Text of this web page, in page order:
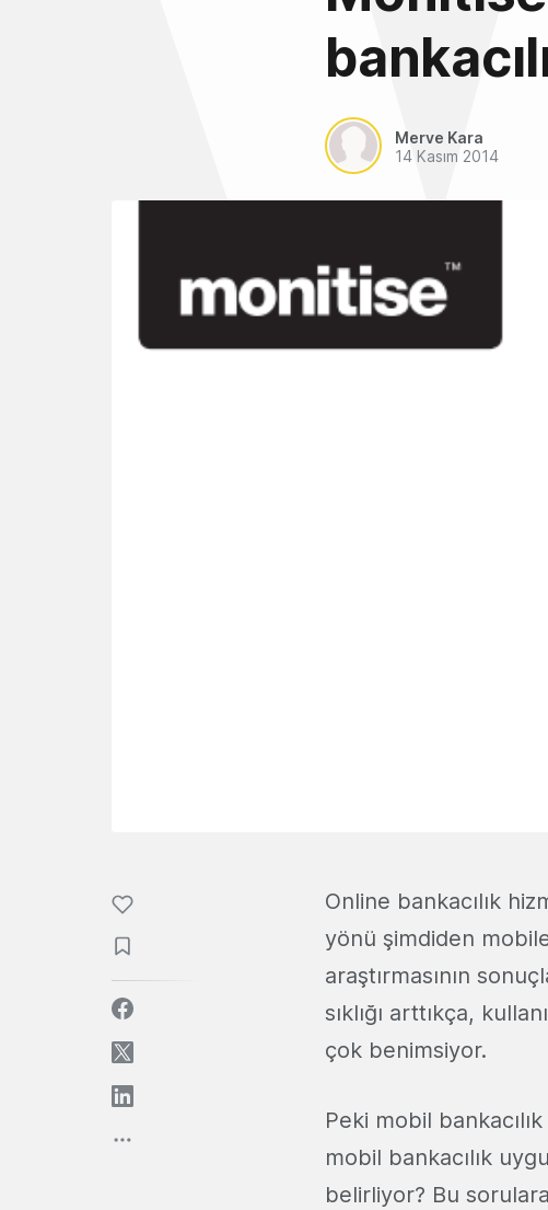
Merve Kara
14 Kasım 2014
Online bankacılık
yönü şimdiden
araştırmasının
sıklığı arttıkça,
çok benimsiyor.
Peki mobil
mobil bankacılık
belirliyor? Bu sorulara